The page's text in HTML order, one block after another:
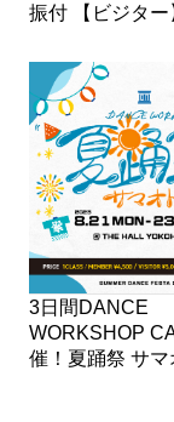
振付 【ビジター
3日間DANCE
WORKSHOP
催！夏踊祭 サマ